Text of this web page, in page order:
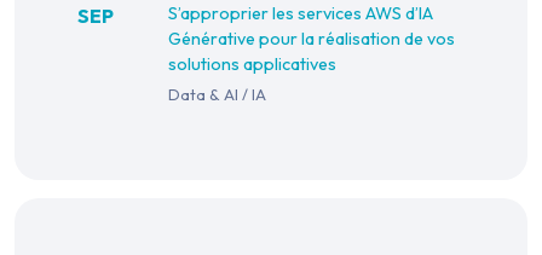
SEP
S’approprier les services AWS d’IA
Générative pour la réalisation de vos
solutions applicatives
Data & AI /IA